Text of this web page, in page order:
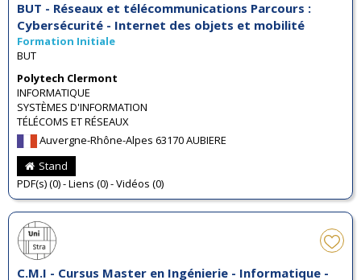
BUT - Réseaux et télécommunications Parcours :
Cybersécurité - Internet des objets et mobilité
Formation Initiale
BUT
Polytech Clermont
INFORMATIQUE
SYSTÈMES D'INFORMATION
TÉLÉCOMS ET RÉSEAUX
Auvergne-Rhône-Alpes 63170 AUBIERE
Stand
PDF(s) (0) - Liens (0) - Vidéos (0)
C.M.I - Cursus Master en Ingénierie - Informatique -